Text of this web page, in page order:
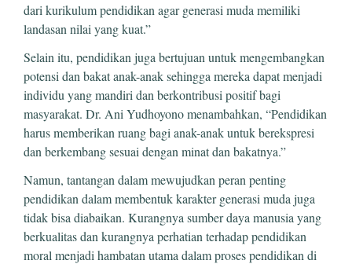
dari kurikulum pendidikan agar generasi muda memiliki
landasan nilai yang kuat.”
Selain itu, pendidikan juga bertujuan untuk mengembangkan
potensi dan bakat anak-anak sehingga mereka dapat menjadi
individu yang mandiri dan berkontribusi positif bagi
masyarakat. Dr. Ani Yudhoyono menambahkan, “Pendidikan
harus memberikan ruang bagi anak-anak untuk berekspresi
dan berkembang sesuai dengan minat dan bakatnya.”
Namun, tantangan dalam mewujudkan peran penting
pendidikan dalam membentuk karakter generasi muda juga
tidak bisa diabaikan. Kurangnya sumber daya manusia yang
berkualitas dan kurangnya perhatian terhadap pendidikan
moral menjadi hambatan utama dalam proses pendidikan di